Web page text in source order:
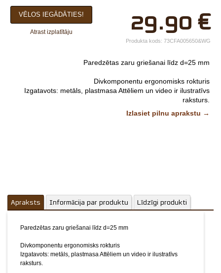
×
Jūsu vārds*
Uzņēmuma
E-pasts*
29.90 €
VĒLOS IEGĀDĀTIES!
Atrast izplatītāju
Produkta kods: 73CFA005650&WG
Paredzētas zaru griešanai līdz d=25 mm
Divkomponentu ergonomisks rokturis
Izgatavots: metāls, plastmasa Attēliem un video ir ilustratīvs
raksturs.
Izlasiet pilnu aprakstu →
Apraksts Informācija par produktu Līdzīgi produkti
Paredzētas zaru griešanai līdz d=25 mm
Divkomponentu ergonomisks rokturis
Izgatavots: metāls, plastmasaAttēliem un video ir ilustratīvs
raksturs.